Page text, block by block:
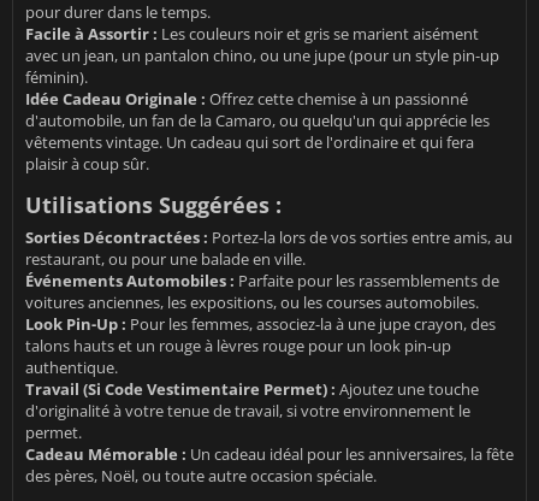
pour durer dans le temps.
Facile à Assortir : Les couleurs noir et gris se marient aisément
avec un jean, un pantalon chino, ou une jupe (pour un style pin-up
féminin).
Idée Cadeau Originale : Offrez cette chemise à un passionné
d'automobile, un fan de la Camaro, ou quelqu'un qui apprécie les
vêtements vintage. Un cadeau qui sort de l'ordinaire et qui fera
plaisir à coup sûr.
Utilisations Suggérées :
Sorties Décontractées : Portez-la lors de vos sorties entre amis, au
restaurant, ou pour une balade en ville.
Événements Automobiles : Parfaite pour les rassemblements de
voitures anciennes, les expositions, ou les courses automobiles.
Look Pin-Up : Pour les femmes, associez-la à une jupe crayon, des
talons hauts et un rouge à lèvres rouge pour un look pin-up
authentique.
Travail (Si Code Vestimentaire Permet) : Ajoutez une touche
d'originalité à votre tenue de travail, si votre environnement le
permet.
Cadeau Mémorable : Un cadeau idéal pour les anniversaires, la fête
des pères, Noël, ou toute autre occasion spéciale.